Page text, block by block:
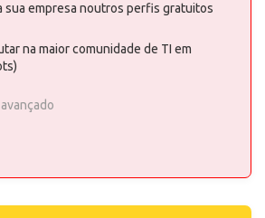
sua empresa noutros perfis gratuitos
na maior comunidade de TI em